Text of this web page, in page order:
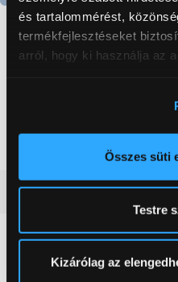
és tartalommérést,
termékfejlesztéseket
arról, hogy ki használja az
elhelyezkedéséről pár
Az Ön készülékén
módjairól és adja meg
pontban. Bármikor
Sütinyilatkozathoz való
Összes süti
Testre
Kizárólag az
Termék adatlap
Vásárlói vélemények(0)